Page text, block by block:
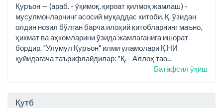
Қуръон — (араб. - ўқимоқ, қироат қилмоқ жамлаш) -
мусулмонларнинг асосий муқаддас китоби. Қ. ўзидан
олдин нозил бўлган барча илоҳий китобларнинг маъно,
ҳикмат ва аҳкомларини ўзида жамлаганига ишорат
бордир. "Улумул Қуръон" илми уламолари Қ.НИ
қуйидагача таърифлайдилар: "Қ. - Аллоҳ тао...
Батафсил ўқиш
Қутб